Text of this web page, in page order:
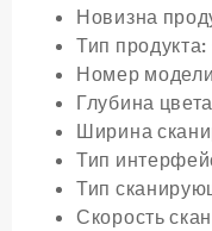
Новизна
Тип продукта:
Номер
Глубина
Ширина
Тип
Тип
Скорость